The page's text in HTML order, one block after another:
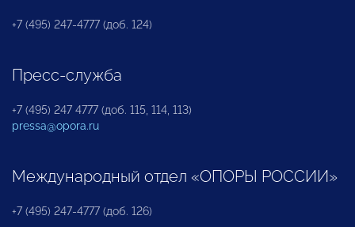
+7 (495) 247-4777 (доб. 124)
Пресс-служба
+7 (495) 247 4777 (доб. 115, 114, 113)
pressa@opora.ru
Международный отдел «ОПОРЫ РОССИИ»
+7 (495) 247-4777 (доб. 126)